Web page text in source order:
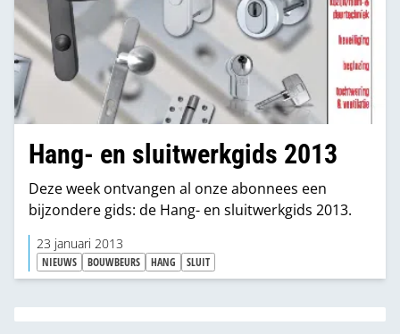
Hang- en sluitwerkgids 2013
Deze week ontvangen al onze abonnees een
bijzondere gids: de Hang- en sluitwerkgids 2013.
23 januari 2013
NIEUWS BOUWBEURS HANG SLUIT